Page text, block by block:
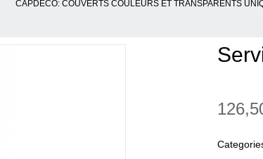
CAPDECO: COUVERTS COULEURS ET TRANSPARENTS